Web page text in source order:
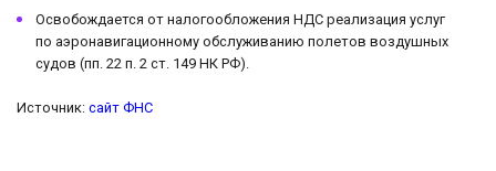
Освобождается от налогообложения НДС реализация услуг
по аэронавигационному обслуживанию полетов воздушных
судов (пп. 22 п. 2 ст. 149 НК РФ).
Источник: сайт ФНС